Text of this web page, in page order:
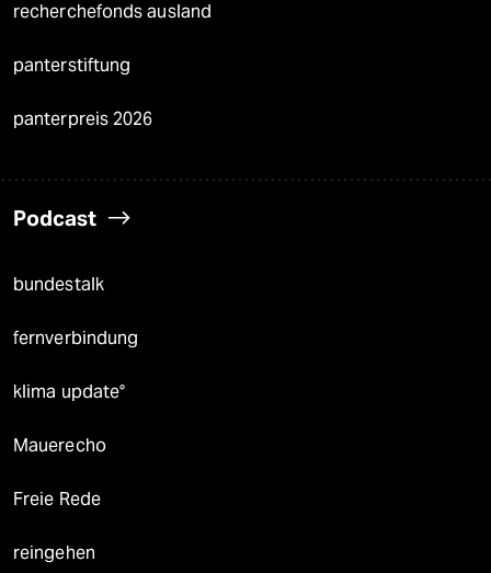
recherchefonds ausland
panterstiftung
panterpreis 2026
Podcast
bundestalk
fernverbindung
klima update°
Mauerecho
Freie Rede
reingehen